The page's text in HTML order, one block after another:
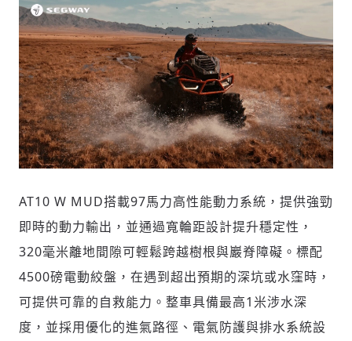
AT10 W MUD搭載97馬力高性能動力系統，提供強勁
即時的動力輸出，並通過寬輪距設計提升穩定性，
320毫米離地間隙可輕鬆跨越樹根與巖脊障礙。標配
4500磅電動絞盤，在遇到超出預期的深坑或水窪時，
可提供可靠的自救能力。整車具備最高1米涉水深
度，並採用優化的進氣路徑、電氣防護與排水系統設